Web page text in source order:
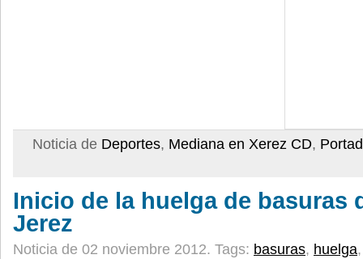
Noticia de Deportes, Mediana en Xerez CD,
Inicio de la huelga de basuras
Jerez
Noticia de 02 noviembre 2012. Tags: basuras, huelga